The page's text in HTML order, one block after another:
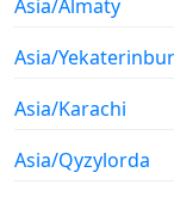
Asia/Almaty
Asia/
Asia/Karachi
Asia/Qyzylorda